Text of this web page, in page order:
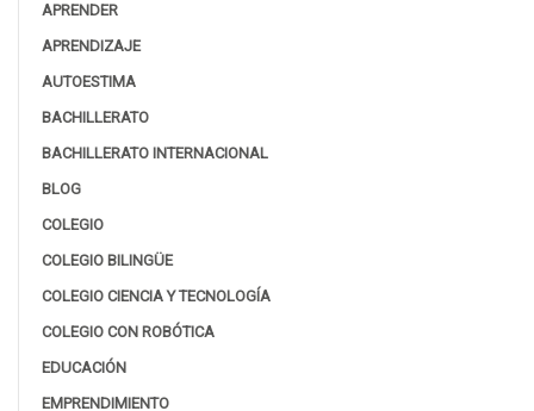
APRENDER
APRENDIZAJE
AUTOESTIMA
BACHILLERATO
BACHILLERATO INTERNACIONAL
BLOG
COLEGIO
COLEGIO BILINGÜE
COLEGIO CIENCIA Y TECNOLOGÍA
COLEGIO CON ROBÓTICA
EDUCACIÓN
EMPRENDIMIENTO